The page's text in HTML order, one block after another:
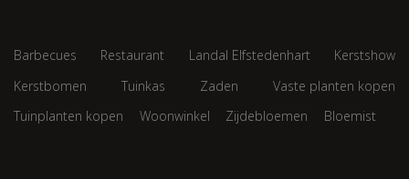
Barbecues Restaurant Landal Elfstedenhart
Kerstshow
Kerstbomen
Tuinkas Zaden
Vaste planten kopen
Tuinplanten kopen
Woonwinkel Zijdebloemen Bloemist